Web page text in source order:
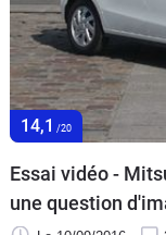
14,1 /20
Essai vidéo -
une question